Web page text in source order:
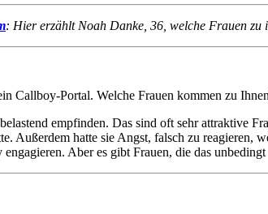
: Hier erzählt Noah Danke, 36, welche Frauen zu
Callboy-Portal. Welche Frauen kommen zu
empfinden. Das sind oft sehr attraktive
Außerdem hatte sie Angst, falsch zu
Aber es gibt Frauen, die das